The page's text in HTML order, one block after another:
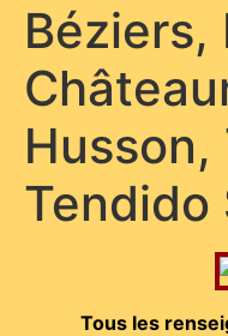
Béziers,
Husson,
Tendido
Tous les